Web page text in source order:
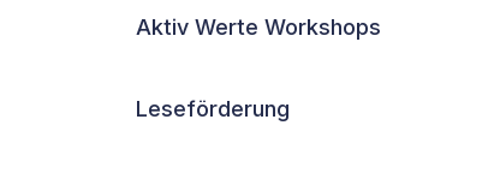
Aktiv Werte Workshops
Leseförderung